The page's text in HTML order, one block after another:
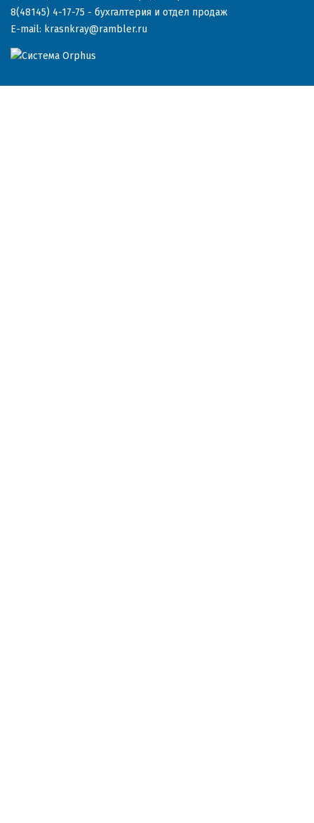
8(48145) 4-17-75 - бухгалтерия и отдел продаж
E-mail: krasnkray@rambler.ru